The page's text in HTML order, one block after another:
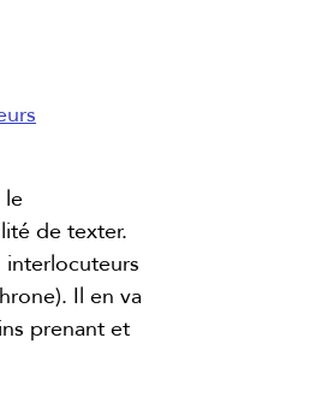
le
de texter.
interlocuteurs
Il en va
prenant et